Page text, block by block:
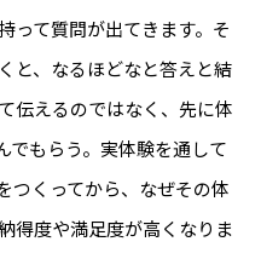
って質問が出てきます。そ
と、なるほどなと答えと結
伝えるのではなく、先に体
でもらう。実体験を通して
つくってから、なぜその体
得度や満足度が高くなりま